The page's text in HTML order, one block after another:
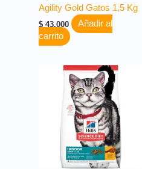
Agility Gold Gatos 1,5 Kg
$43.000
Añadir al
carrito